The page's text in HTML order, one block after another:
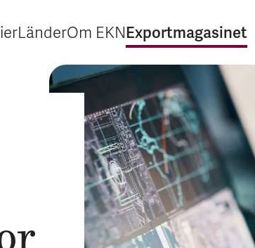
Garantier
LänderExpandera Länder
Om EKNExpandera Om EKN
Exportmagasinet
Expandera